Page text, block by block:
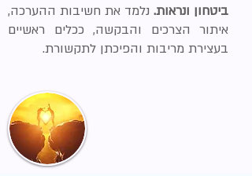
ביטחון ונראות. נלמד את חשיבות ההערכה,
איתור הצרכים והבקשה, ככלים ראשיים
בעצירת מריבות והפיכתן לתקשורת.